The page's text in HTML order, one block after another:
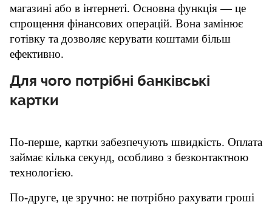
магазині або в інтернеті. Основна функція — це
спрощення фінансових операцій. Вона замінює
готівку та дозволяє керувати коштами більш
ефективно.
Для чого потрібні банківські
картки
По-перше, картки забезпечують швидкість. Оплата
займає кілька секунд, особливо з безконтактною
технологією.
По-друге, це зручно: не потрібно рахувати гроші